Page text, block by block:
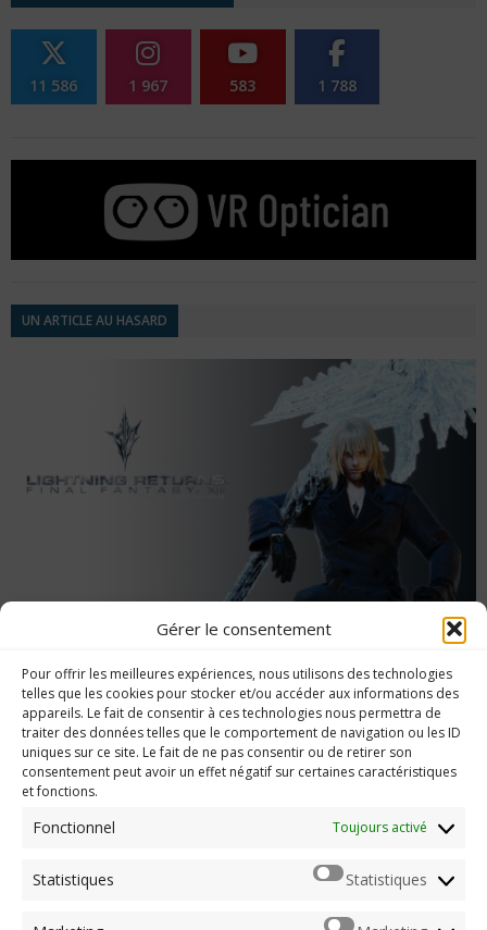
Gérer le consentement
Pour offrir les meilleures expériences, nous utilisons des technologies
telles que les cookies pour stocker et/ou accéder aux informations des
appareils. Le fait de consentir à ces technologies nous permettra de
traiter des données telles que le comportement de navigation ou les ID
uniques sur ce site. Le fait de ne pas consentir ou de retirer son
consentement peut avoir un effet négatif sur certaines caractéristiques
et fonctions.
Fonctionnel Toujours activé
Statistiques Statistiques
11 586 1 967 583 1 788
UN ARTICLE AU HASARD
Returns FFXIII
Imerod.fr est un site traitant de l'univers du jeu vidéo. Toute
reproduction partielle ou complète sans autorisation préalable
Mentions légales